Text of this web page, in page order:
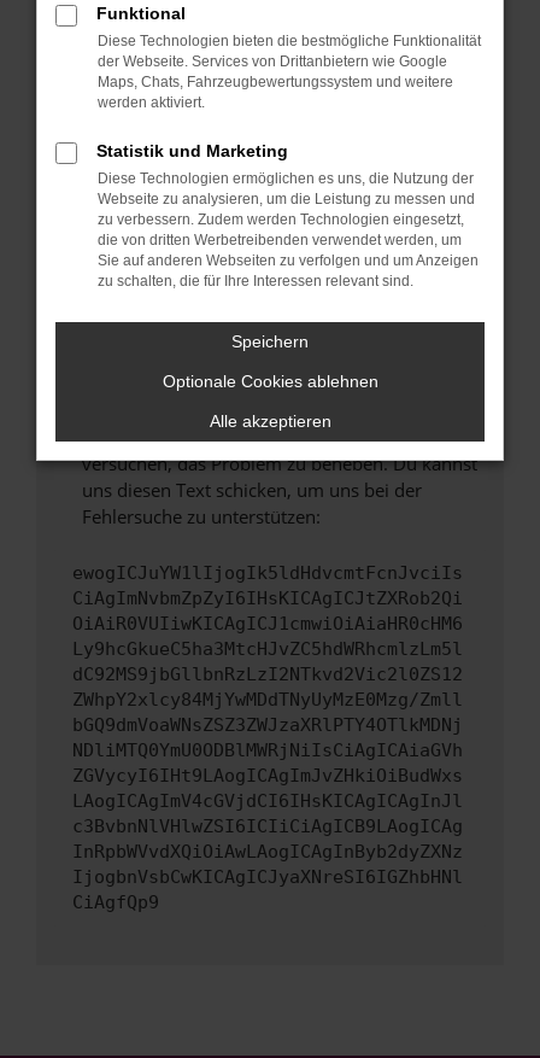
verhindern. Funktioniert die Seite in einem
anderen Browser oder in einem privaten
Fenster?
Starte dein Gerät neu.
Probleme zu beheben.
Stelle sicher, dass dein Browser und dein
Betriebssystem auf dem neuesten Stand
sind.
Veraltete Software birgt nicht nur ein
Sicherheitsrisiko, sondern kann auch dazu
führen, dass bestimmte Funktionen nicht mehr
unterstützt werden.
Wende dich an den Webseitenbetreiber.
Wenn du alle oben genannten Schritte versucht
hast, kontaktiere uns bitte. Wir werden
versuchen, das Problem zu beheben. Du kannst
uns diesen Text schicken, um uns bei der
Fehlersuche zu unterstützen:
ewogICJuYW1lIjogIk5ldHdvcmtFcnJvciIs
CiAgImNvbmZpZyI6IHsKICAgICJtZXRob2Qi
OiAiR0VUIiwKICAgICJ1cmwiOiAiaHR0cHM6
Ly9hcGkueC5ha3MtcHJvZC5hdWRhcmlzLm5l
dC92MS9jbGllbnRzLzI2NTkvd2Vic2l0ZS12
ZWhpY2xlcy84MjYwMDdTNyUyMzE0Mzg/Zmll
bGQ9dmVoaWNsZSZ3ZWJzaXRlPTY4OTlkMDNj
NDliMTQ0YmU0ODBlMWRjNiIsCiAgICAiaGVh
ZGVycyI6IHt9LAogICAgImJvZHkiOiBudWxs
LAogICAgImV4cGVjdCI6IHsKICAgICAgInJl
c3BvbnNlVHlwZSI6ICIiCiAgICB9LAogICAg
InRpbWVvdXQiOiAwLAogICAgInByb2dyZXNz
IjogbnVsbCwKICAgICJyaXNreSI6IGZhbHNl
CiAgfQp9
Funktional
Diese Technologien bieten die bestmögliche Funktionalität
der Webseite. Services von Drittanbietern wie Google
Maps, Chats, Fahrzeugbewertungssystem und weitere
werden aktiviert.
Statistik und Marketing
Diese Technologien ermöglichen es uns, die Nutzung der
Webseite zu analysieren, um die Leistung zu messen und
zu verbessern. Zudem werden Technologien eingesetzt,
die von dritten Werbetreibenden verwendet werden, um
Sie auf anderen Webseiten zu verfolgen und um Anzeigen
zu schalten, die für Ihre Interessen relevant sind.
Speichern
Optionale Cookies ablehnen
Alle akzeptieren